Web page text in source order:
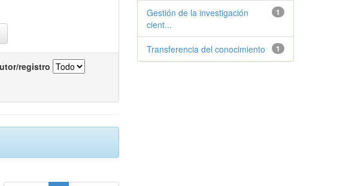
registro
1
Gestión de la investigación
cient...
1
Transferencia del conocimiento